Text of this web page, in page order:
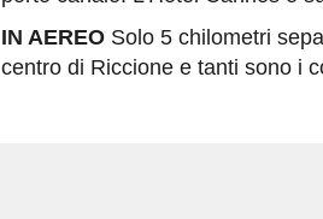
IN AEREO Solo 5 chilometri
centro di Riccione e tanti sono i